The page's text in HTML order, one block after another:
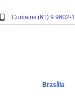
Contatos (61) 9 9602-
Brasília